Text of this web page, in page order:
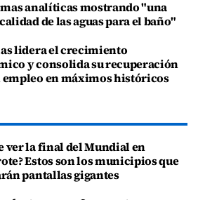
analíticas mostrando "una
de las aguas para el baño"
lidera el crecimiento
y consolida su recuperación
empleo en máximos históricos
ver la final del Mundial en
Estos son los municipios que
pantallas gigantes